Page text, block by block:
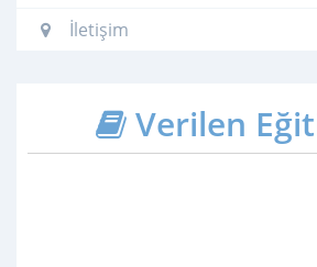
İletişim
Verilen